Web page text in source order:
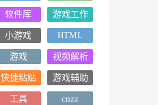
软件库
游戏工作
室
小游戏 HTML
游戏 视频解析
快捷粘贴 游戏辅助
工具 cnzz